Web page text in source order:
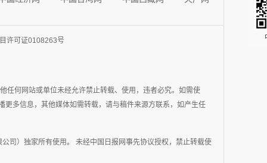
许可证0108263号
任何网站或单位未经允许禁止转载、使用，违者必究。如需使
多信息，其他媒体如需转载，请与稿件来源方联系，如产生任
司）独家所有使用。 未经中国日报网事先协议授权，禁止转载使